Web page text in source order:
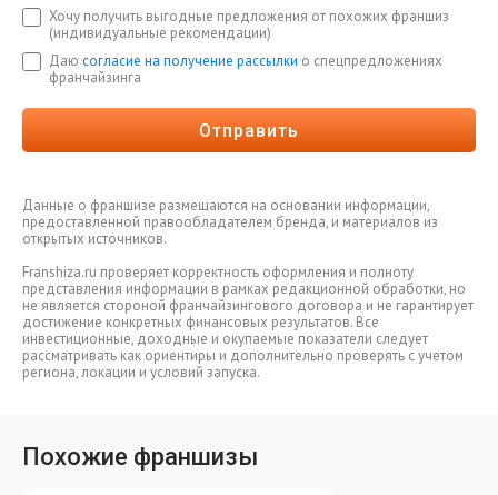
Хочу получить выгодные предложения от похожих франшиз
(индивидуальные рекомендации)
Даю согласие на получение рассылки о спецпредложениях
франчайзинга
Отправить
Данные о франшизе размещаются на основании информации,
предоставленной правообладателем бренда, и материалов из
открытых источников.
Franshiza.ru проверяет корректность оформления и полноту
представления информации в рамках редакционной обработки, но
не является стороной франчайзингового договора и не гарантирует
достижение конкретных финансовых результатов. Все
инвестиционные, доходные и окупаемые показатели следует
рассматривать как ориентиры и дополнительно проверять с учетом
региона, локации и условий запуска.
Похожие франшизы